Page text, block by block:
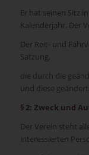
Er hat seinen Sitz
Kalenderjahr. Der
Der Reit- und
Satzung,
die durch die
und diese
§ 2: Zweck und
Der Verein steht
interessierten